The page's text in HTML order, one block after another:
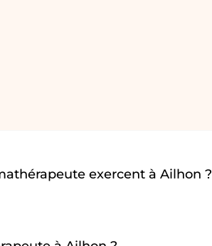
exercent à Ailhon ?